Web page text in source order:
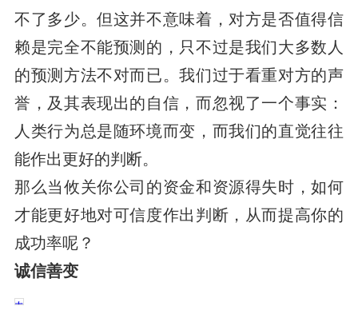
不了多少。但这并不意味着，对方是否值得信
赖是完全不能预测的，只不过是我们大多数人
的预测方法不对而已。我们过于看重对方的声
誉，及其表现出的自信，而忽视了一个事实：
人类行为总是随环境而变，而我们的直觉往往
能作出更好的判断。
那么当攸关你公司的资金和资源得失时，如何
才能更好地对可信度作出判断，从而提高你的
成功率呢？
诚信善变